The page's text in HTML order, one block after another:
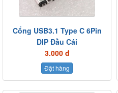
Cổng USB3.1 Type C 6Pin
DIP Đầu Cái
3.000 đ
Đặt hàng